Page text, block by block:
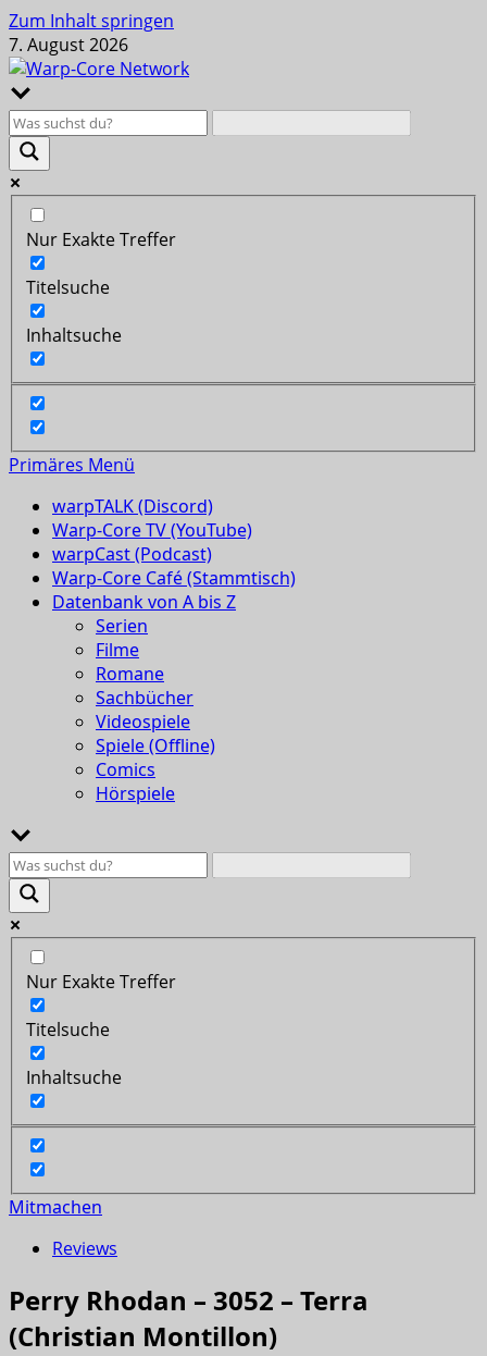
Zum Inhalt springen
7. August 2026
Nur Exakte Treffer
Titelsuche
Inhaltsuche
Primäres Menü
warpTALK (Discord)
Warp-Core TV (YouTube)
warpCast (Podcast)
Warp-Core Café (Stammtisch)
Datenbank von A bis Z
Serien
Filme
Romane
Sachbücher
Videospiele
Spiele (Offline)
Comics
Hörspiele
Nur Exakte Treffer
Titelsuche
Inhaltsuche
Mitmachen
Reviews
Perry Rhodan – 3052 – Terra
(Christian Montillon)